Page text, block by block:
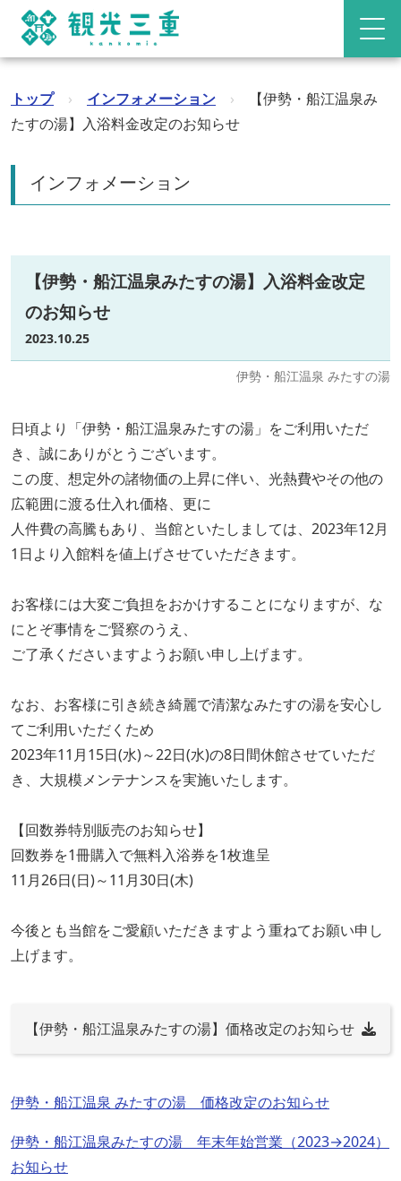
トップ › インフォメーション ›
【伊勢・船江温泉み
たすの湯】入浴料金改定のお知らせ
インフォメーション
【伊勢・船江温泉みたすの湯】入浴料金改定
のお知らせ
2023.10.25
伊勢・船江温泉 みたすの湯
日頃より「伊勢・船江温泉みたすの湯」をご利用いただ
き、誠にありがとうございます。
この度、想定外の諸物価の上昇に伴い、光熱費やその他の
広範囲に渡る仕入れ価格、更に
人件費の高騰もあり、当館といたしましては、2023年12月
1日より入館料を値上げさせていただきます。
お客様には大変ご負担をおかけすることになりますが、な
にとぞ事情をご賢察のうえ、
ご了承くださいますようお願い申し上げます。
なお、お客様に引き続き綺麗で清潔なみたすの湯を安心し
てご利用いただくため
2023年11月15日(水)～22日(水)の8日間休館させていただ
き、大規模メンテナンスを実施いたします。
【回数券特別販売のお知らせ】
回数券を1冊購入で無料入浴券を1枚進呈
11月26日(日)～11月30日(木)
今後とも当館をご愛顧いただきますよう重ねてお願い申し
上げます。
【伊勢・船江温泉みたすの湯】価格改定のお知らせ
伊勢・船江温泉 みたすの湯 価格改定のお知らせ
伊勢・船江温泉みたすの湯 年末年始営業（2023→2024）
お知らせ